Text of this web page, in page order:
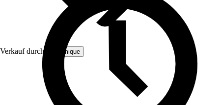
Verkauf durch: Bloomique